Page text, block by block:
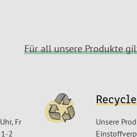
Für all unsere Produkte
Fr
2
Unsere